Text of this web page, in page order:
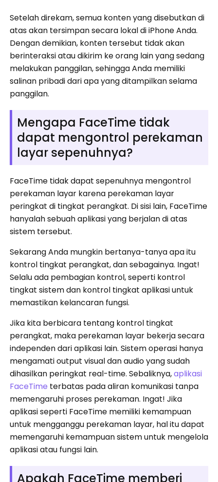
Setelah direkam, semua konten yang disebutkan di
atas akan tersimpan secara lokal di iPhone Anda.
Dengan demikian, konten tersebut tidak akan
berinteraksi atau dikirim ke orang lain yang sedang
melakukan panggilan, sehingga Anda memiliki
salinan pribadi dari apa yang ditampilkan selama
panggilan.
Mengapa FaceTime tidak
dapat mengontrol perekaman
layar sepenuhnya?
FaceTime tidak dapat sepenuhnya mengontrol
perekaman layar karena perekaman layar
peringkat di tingkat perangkat. Di sisi lain, FaceTime
hanyalah sebuah aplikasi yang berjalan di atas
sistem tersebut.
Sekarang Anda mungkin bertanya-tanya apa itu
kontrol tingkat perangkat, dan sebagainya. Ingat!
Selalu ada pembagian kontrol, seperti kontrol
tingkat sistem dan kontrol tingkat aplikasi untuk
memastikan kelancaran fungsi.
Jika kita berbicara tentang kontrol tingkat
perangkat, maka perekaman layar bekerja secara
independen dari aplikasi lain. Sistem operasi hanya
mengamati output visual dan audio yang sudah
dihasilkan peringkat real-time. Sebaliknya,aplikasi
FaceTime terbatas pada aliran komunikasi tanpa
memengaruhi proses perekaman. Ingat! Jika
aplikasi seperti FaceTime memiliki kemampuan
untuk mengganggu perekaman layar, hal itu dapat
memengaruhi kemampuan sistem untuk mengelola
aplikasi atau fungsi lain.
Apakah FaceTime memberi